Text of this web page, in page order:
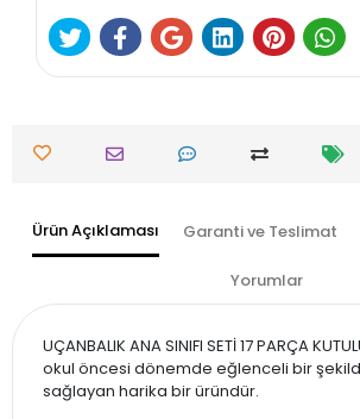
Ürün Açıklaması Garanti ve Teslimat
Yorumlar
UÇANBALIK ANA SINIFI SETİ 17 PARÇA
okul öncesi dönemde eğlenceli bir
sağlayan harika bir üründür.